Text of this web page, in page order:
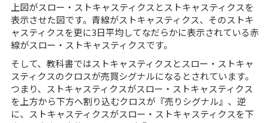
上図がスロー・ストキャスティクスとストキャスティクスを
表示させた図です。青線がストキャスティクス、そのストキ
ャスティクスを更に3日平均してなだらかに表示されている赤
線がスロー・ストキャスティクスです。
そして、教科書ではストキャスティクスとスロー・ストキャ
スティクスのクロスが売買シグナルになるとされています。
つまり、ストキャスティクスがスロー・ストキャスティクス
を上方から下方へ割り込むクロスが『売りシグナル』、逆
に、ストキャスティクスがスロー・ストキャスティクスを下